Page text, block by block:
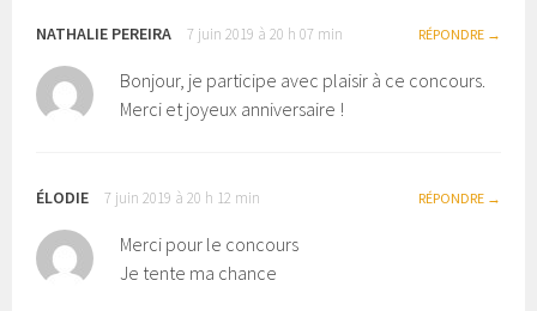
NATHALIE PEREIRA 7 juin 2019 à 20 h 07 min RÉPONDRE
Bonjour, je participe avec plaisir à ce concours.
Merci et joyeux anniversaire !
ÉLODIE 7 juin 2019 à 20 h 12 min RÉPONDRE
Merci pour le concours
Je tente ma chance